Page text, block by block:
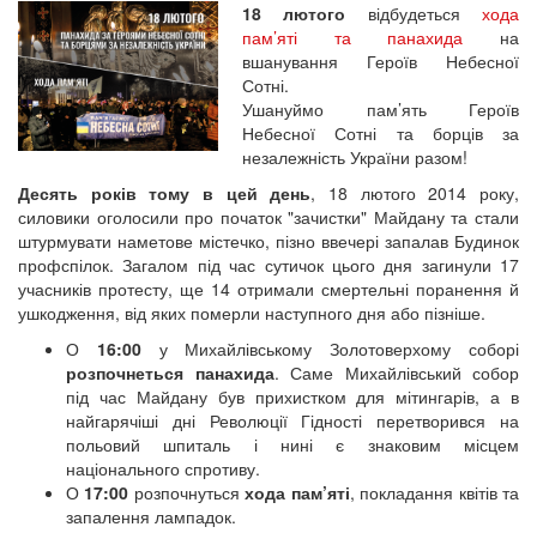
18 лютого відбудетьсяхода
пам’яті та панахида на
вшанування Героїв Небесної
Сотні.
Ушануймо пам’ять Героїв
Небесної Сотні та борців за
незалежність України разом!
Десять років тому в цей день, 18 лютого 2014 року,
силовики оголосили про початок "зачистки" Майдану та стали
штурмувати наметове містечко, пізно ввечері запалав Будинок
профспілок. Загалом під час сутичок цього дня загинули 17
учасників протесту, ще 14 отримали смертельні поранення й
ушкодження, від яких померли наступного дня або пізніше.
О 16:00у Михайлівському Золотоверхому соборі
розпочнеться панахида. Саме Михайлівський собор
під час Майдану був прихистком для мітингарів, а в
найгарячіші дні Революції Гідності перетворився на
польовий шпиталь і нині є знаковим місцем
національного спротиву.
О 17:00 розпочнутьсяхода пам’яті, покладання квітів та
запалення лампадок.